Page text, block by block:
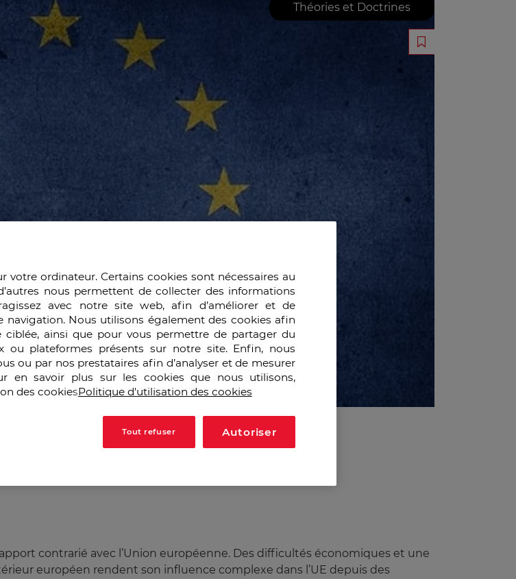
Théories et Doctrines
contrarié avec l’Union européenne. Des difficultés économiques et une
européen rendent son influence complexe dans l’UE depuis des
votre ordinateur. Certains cookies sont nécessaires au
nous permettent de collecter des informations
avec notre site web, afin d’améliorer et de
navigation. Nous utilisons également des cookies afin
ainsi que pour vous permettre de partager du
ou plateformes présents sur notre site. Enfin, nous
ou par nos prestataires afin d’analyser et de mesurer
en savoir plus sur les cookies que nous utilisons,
des cookiesPolitique d'utilisation des cookies
Tout refuser Autoriser